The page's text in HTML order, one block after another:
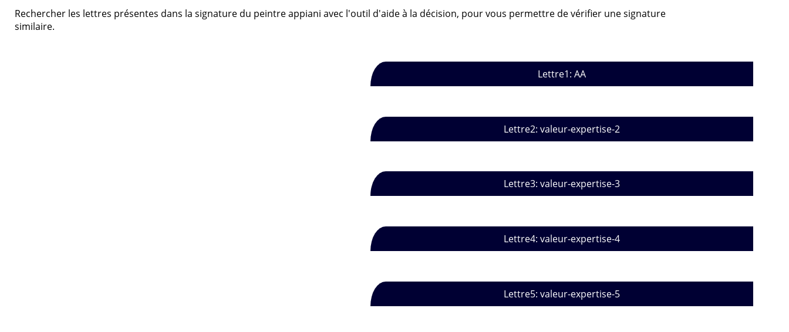
Rechercher les lettres présentes dans la signature du peintre appiani avec l'outil d'aide à la décision, pour vous permettre de vérifier une signature
similaire.
Lettre1: AA
Lettre2: valeur-expertise-2
Lettre3: valeur-expertise-3
Lettre4: valeur-expertise-4
Lettre5: valeur-expertise-5